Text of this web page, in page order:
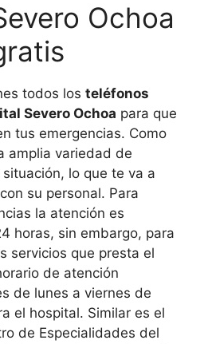
Ochoa
todos los teléfonos
Severo Ochoa para que
tus emergencias. Como
amplia variedad de
lo que te va a
su personal. Para
la atención es
horas, sin embargo, para
servicios que presta el
de atención
de lunes a viernes de
el hospital. Similar es el
de Especialidades del